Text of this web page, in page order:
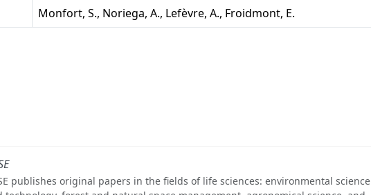
Monfort, S., Noriega, A., Lefèvre, A., Froidmont, E.
publishes original papers in the fields of life sciences: environmental science